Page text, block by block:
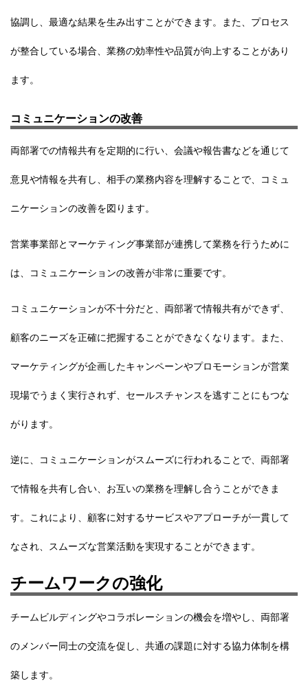
協調し、最適な結果を生み出すことができます。また、 プロセス
が整合している場合、業務の効率性や品質が向上することがあり
ます。
コミュニケーションの改善
両部署での情報共有を定期的に行い、会議や報告書などを通じて
意見や情報を共有し、相手の業務内容を理解することで、コミュ
ニケーションの改善を図ります。
営業事業部とマーケティング事業部が連携して業務を行うために
は、コミュニケーションの改善が非常に重要です。
コミュニケーションが不十分だと、両部署で情報共有ができず、
顧客のニーズを正確に把握することができなくなります。また、
マーケティングが企画したキャンペーンやプロモーションが営業
現場でうまく実行されず、セールスチャンスを逃すことにもつな
がります。
逆に、コミュニケーションがスムーズに行われることで、両部署
で情報を共有し合い、お互いの業務を理解し合うことができま
す。これにより、 顧客に対するサービスやアプローチが一貫して
なされ、スムーズな営業活動を実現することができます。
チームワークの強化
チームビルディングやコラボレーションの機会を増やし、両部署
のメンバー同士の交流を促し、共通の課題に対する協力体制を構
築します。